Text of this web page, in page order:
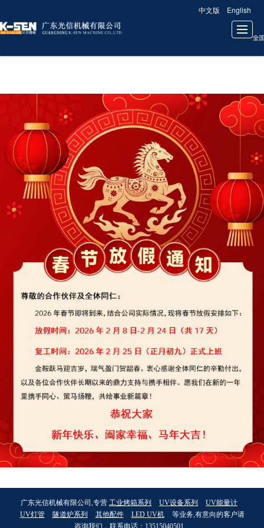
很遗憾，因您的浏览器版本过低导致无法获得最佳浏览体验，推荐下载安装谷歌浏览器！
中文版 English
广东光信机械有限公司,专营 工业烤箱系列 UV设备系列
UV能量计
UV灯管
隧道炉系列 其他配件 LED UV机
等业务,有意向的客户请
咨询我们，联系电话： 13515040501